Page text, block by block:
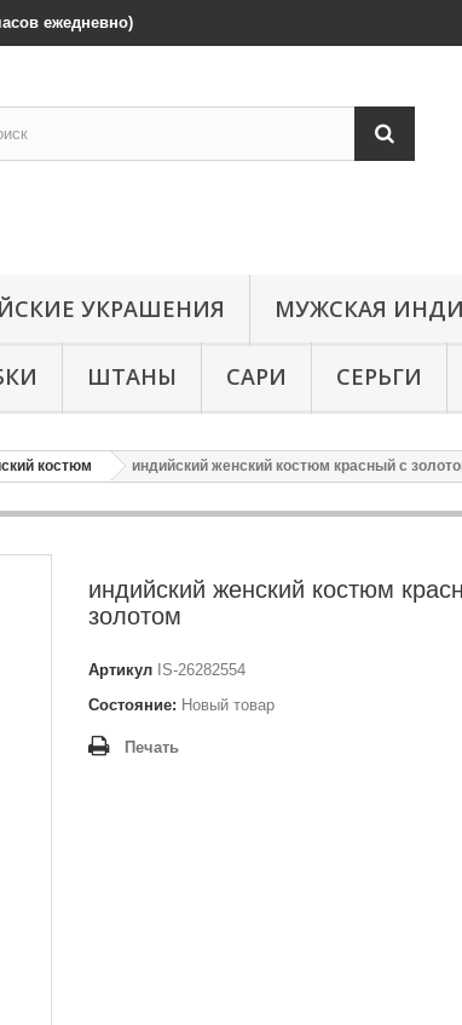
ежедневно)
УКРАШЕНИЯ МУЖСКАЯ
ШТАНЫ САРИ СЕРЬГИ
костюм индийский женский костюм красный с
индийский женский костюм
золотом
Артикул IS-26282554
Состояние: Новый товар
Печать